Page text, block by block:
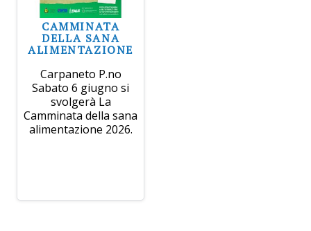
CAMMINATA
DELLA SANA
ALIMENTAZIONE
Carpaneto P.no
Sabato 6 giugno si
svolgerà La
Camminata della sana
alimentazione 2026.